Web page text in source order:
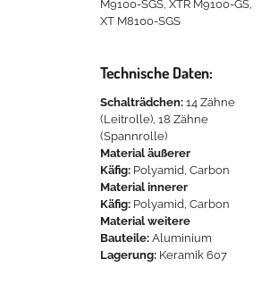
M9100-SGS, XTR M9100-GS,
XT M8100-SGS
Technische Daten:
Schalträdchen: 14 Zähne
(Leitrolle), 18 Zähne
(Spannrolle)
Material äußerer
Käfig: Polyamid, Carbon
Material innerer
Käfig: Polyamid, Carbon
Material weitere
Bauteile: Aluminium
Lagerung: Keramik 607